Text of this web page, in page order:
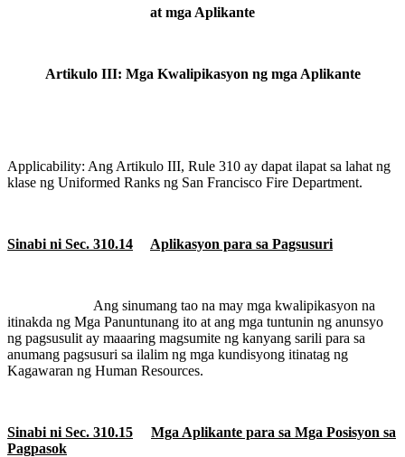
at mga Aplikante
Artikulo III: Mga Kwalipikasyon ng mga Aplikante
Applicability: Ang Artikulo III, Rule 310 ay dapat ilapat sa lahat ng
klase ng Uniformed Ranks ng San Francisco Fire Department.
Sinabi ni Sec. 310.14 Aplikasyon para sa Pagsusuri
Ang sinumang tao na may mga kwalipikasyon na
itinakda ng Mga Panuntunang ito at ang mga tuntunin ng anunsyo
ng pagsusulit ay maaaring magsumite ng kanyang sarili para sa
anumang pagsusuri sa ilalim ng mga kundisyong itinatag ng
Kagawaran ng Human Resources.
Sinabi ni Sec. 310.15
Mga Aplikante para sa Mga Posisyon sa
Pagpasok